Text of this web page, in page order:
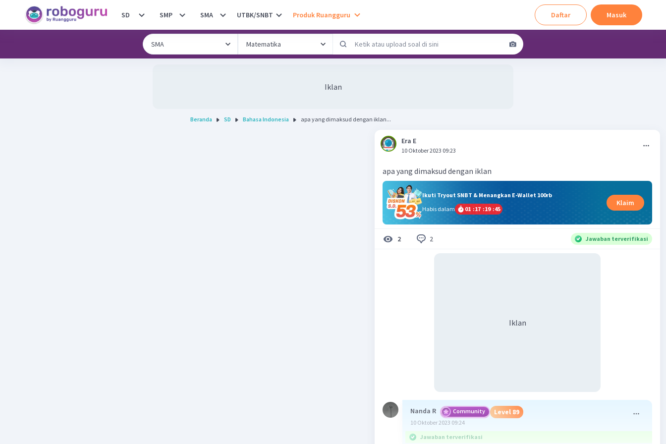
SD SMP SMA UTBK/SNBT Produk Ruangguru Daftar Masuk
Iklan
Beranda SD Bahasa Indonesia apa yang dimaksud dengan iklan...
Era E
10 Oktober 2023 09:23
apa yang dimaksud dengan iklan
Ikuti Tryout SNBT & Menangkan E-Wallet 100rb
Habis dalam
01 :17 :19 :44
Klaim
2 2 Jawaban terverifikasi
Iklan
Nanda R Community Level 89
10 Oktober 2023 09:24
Jawaban terverifikasi